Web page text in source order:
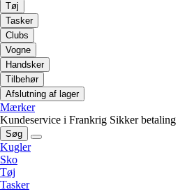
Tøj
Tasker
Clubs
Vogne
Handsker
Tilbehør
Afslutning af lager
Mærker
Kundeservice i Frankrig Sikker betaling
Søg
Kugler
Sko
Tøj
Tasker